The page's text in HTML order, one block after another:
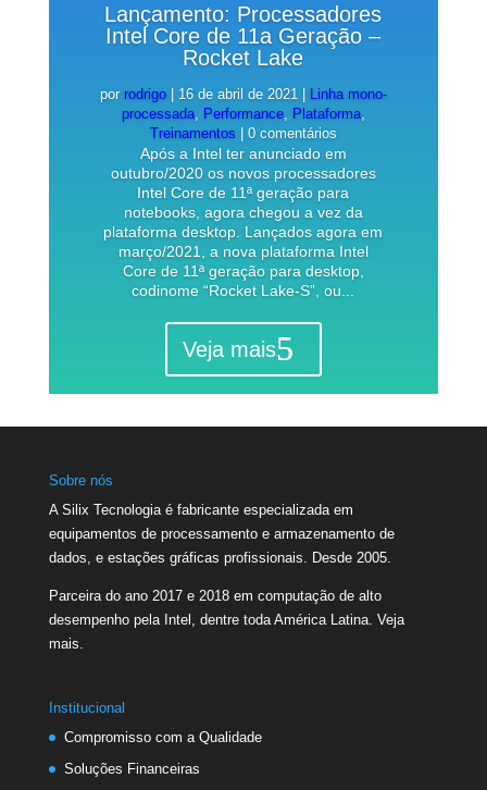
Lançamento: Processadores
Intel Core de 11a Geração –
Rocket Lake
por rodrigo| 16 de abril de 2021
Linha mono-
processada, Performance, Plataforma,
Treinamentos | 0 comentários
Após a Intel ter anunciado em
outubro/2020 os novos processadores
Intel Core de 11ª geração para
notebooks, agora chegou a vez da
plataforma desktop. Lançados agora em
março/2021, a nova plataforma Intel
Core de 11ª geração para desktop,
codinome “Rocket Lake-S”, ou...
Veja mais
Sobre nós
A Silix Tecnologia é fabricante especializada em
equipamentos de processamento e armazenamento de
dados, e estações gráficas profissionais. Desde 2005.
Parceira do ano 2017 e 2018 em computação de alto
desempenho pela Intel, dentre toda América Latina. Veja
mais.
Institucional
Compromisso com a Qualidade
Soluções Financeiras